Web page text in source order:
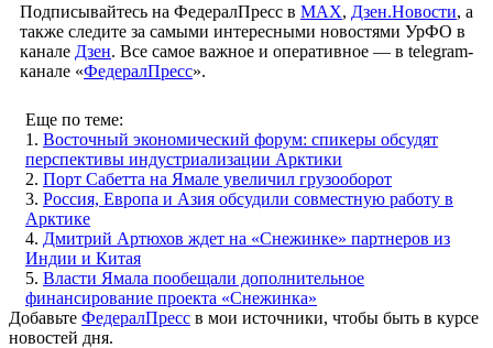
Подписывайтесь на ФедералПресс в МАХ, Дзен.Новости, а
также следите за самыми интересными новостями УрФО в
канале Дзен. Все самое важное и оперативное — в telegram-
канале «ФедералПресс».
Еще по теме:
1. Восточный экономический форум: спикеры обсудят
перспективы индустриализации Арктики
2. Порт Сабетта на Ямале увеличил грузооборот
3. Россия, Европа и Азия обсудили совместную работу в
Арктике
4. Дмитрий Артюхов ждет на «Снежинке» партнеров из
Индии и Китая
5. Власти Ямала пообещали дополнительное
финансирование проекта «Снежинка»
Добавьте ФедералПресс в мои источники, чтобы быть в курсе
новостей дня.